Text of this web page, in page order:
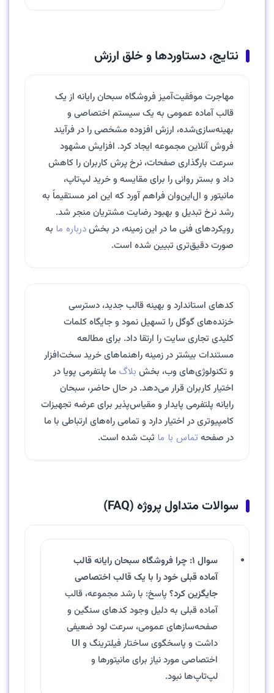
نتایج، دستاوردها و خلق ارزش
مهاجرت موفقیت‌آمیز فروشگاه سبحان رایانه از یک
قالب آماده عمومی به یک سیستم اختصاصی و
بهینه‌سازی‌شده، ارزش افزوده مشخصی را در فرآیند
فروش آنلاین مجموعه ایجاد کرد. افزایش مشهود
سرعت بارگذاری صفحات، نرخ پرش کاربران را کاهش
داد و بستر روانی را برای مقایسه و خرید لپ‌تاپ،
مانیتور و ال‌این‌وان فراهم آورد که این امر مستقیماً به
رشد نرخ تبدیل و بهبود رضایت مشتریان منجر شد.
رویکردهای فنی ما در این زمینه، در بخشدرباره ما به
صورت دقیق‌تری تبیین شده است.
کدهای استاندارد و بهینه قالب جدید، دسترسی
خزنده‌های گوگل را تسهیل نمود و جایگاه کلمات
کلیدی تجاری سایت را ارتقا داد. برای مطالعه
مستندات بیشتر در زمینه راهنماهای خرید سخت‌افزار
و تکنولوژی‌های وب، بخش بلاگ ما پلتفرمی پویا در
اختیار کاربران قرار می‌دهد. در حال حاضر، سبحان
رایانه پلتفرمی پایدار و مقیاس‌پذیر برای عرضه تجهیزات
کامپیوتری در اختیار دارد و تمامی راه‌های ارتباطی با ما
در صفحهتماس با ما ثبت شده است.
سوالات متداول پروژه (FAQ)
سوال ۱: چرا فروشگاه سبحان رایانه قالب
آماده قبلی خود را با یک قالب اختصاصی
جایگزین کرد؟ پاسخ: با رشد مجموعه، قالب
آماده قبلی به دلیل وجود کدهای سنگین و
صفحه‌سازهای عمومی، سرعت لود ضعیفی
داشت و پاسخگوی ساختار فیلترینگ و UI
اختصاصی مورد نیاز برای مانیتورها و
لپ‌تاپ‌ها نبود.